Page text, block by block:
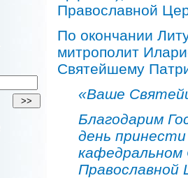
Православной
По окончании
митрополит
Святейшему
«Ваше
Благодарим
день
кафедральном
Православной